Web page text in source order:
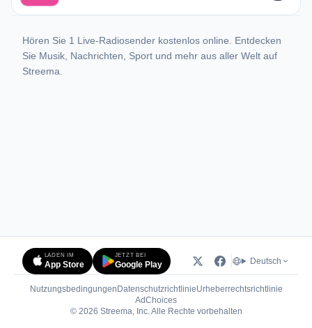
Hören Sie 1 Live-Radiosender kostenlos online. Entdecken
Sie Musik, Nachrichten, Sport und mehr aus aller Welt auf
Streema.
LADEN IM
App Store
JETZT BEI
Google Play Deutsch
Nutzungsbedingungen DatenschutzrichtlinieUrheberrechtsrichtlinie
AdChoices(öffnet in neuem Tab)
© 2026 Streema, Inc. Alle Rechte vorbehalten